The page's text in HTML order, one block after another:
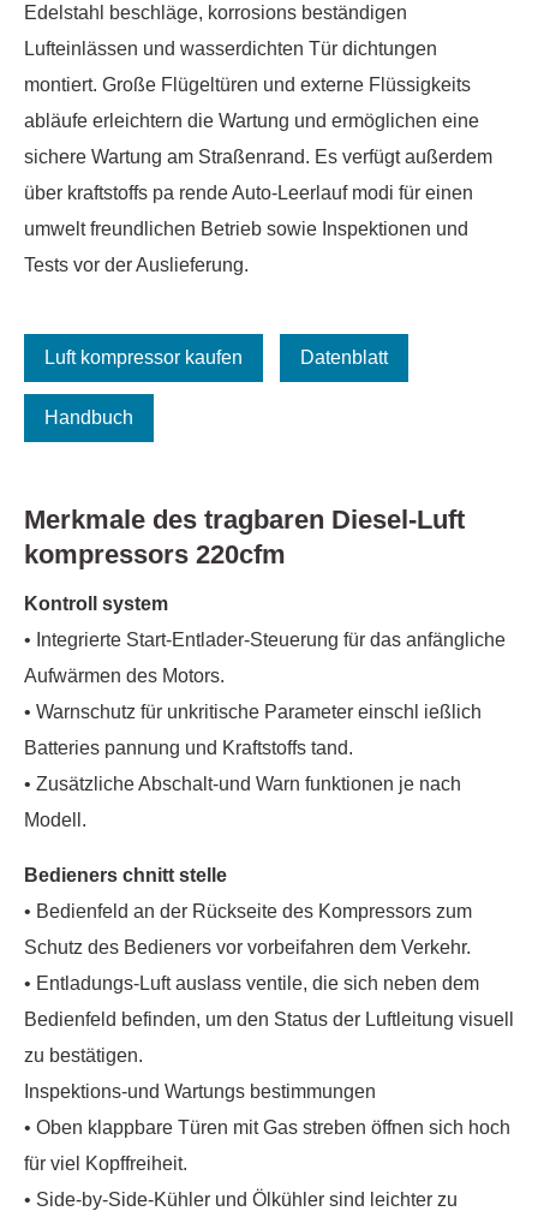
Edelstahl beschläge, korrosions beständigen
Lufteinlässen und wasserdichten Tür dichtungen
montiert. Große Flügeltüren und externe Flüssigkeits
abläufe erleichtern die Wartung und ermöglichen eine
sichere Wartung am Straßenrand. Es verfügt außerdem
über kraftstoffs pa rende Auto-Leerlauf modi für einen
umwelt freundlichen Betrieb sowie Inspektionen und
Tests vor der Auslieferung.
Luft kompressor kaufen Datenblatt
Handbuch
Merkmale des tragbaren Diesel-Luft
kompressors 220cfm
Kontroll system
• Integrierte Start-Entlader-Steuerung für das anfängliche
Aufwärmen des Motors.
• Warnschutz für unkritische Parameter einschl ießlich
Batteries pannung und Kraftstoffs tand.
• Zusätzliche Abschalt-und Warn funktionen je nach
Modell.
Bedieners chnitt stelle
• Bedienfeld an der Rückseite des Kompressors zum
Schutz des Bedieners vor vorbeifahren dem Verkehr.
• Entladungs-Luft auslass ventile, die sich neben dem
Bedienfeld befinden, um den Status der Luftleitung visuell
zu bestätigen.
Inspektions-und Wartungs bestimmungen
• Oben klappbare Türen mit Gas streben öffnen sich hoch
für viel Kopffreiheit.
• Side-by-Side-Kühler und Ölkühler sind leichter zu